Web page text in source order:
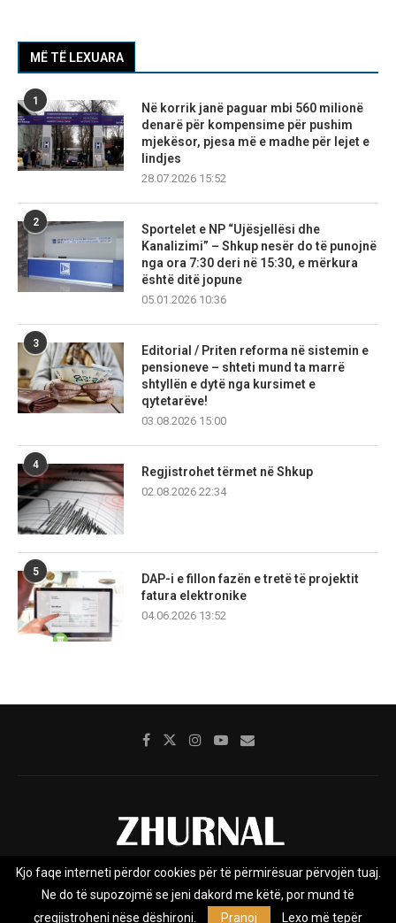
MË TË LEXUARA
1
Në korrik janë paguar mbi 560 milionë
denarë për kompensime për pushim
mjekësor, pjesa më e madhe për lejet e
lindjes
28.07.2026 15:52
2
Sportelet e NP “Ujësjellësi dhe
Kanalizimi” – Shkup nesër do të punojnë
nga ora 7:30 deri në 15:30, e mërkura
është ditë jopune
05.01.2026 10:36
3
Editorial / Priten reforma në sistemin e
pensioneve – shteti mund ta marrë
shtyllën e dytë nga kursimet e
qytetarëve!
03.08.2026 15:00
4
Regjistrohet tërmet në Shkup
02.08.2026 22:34
5
DAP-i e fillon fazën e tretë të projektit
fatura elektronike
04.06.2026 13:52
Rreth nesh Impresumi Marketing
Privacy Policy
Kjo faqe interneti përdor cookies për të përmirësuar përvojën tuaj.
Ne do të supozojmë se jeni dakord me këtë, por mund të
çregjistroheni nëse dëshironi.
Pranoj Lexo më tepër